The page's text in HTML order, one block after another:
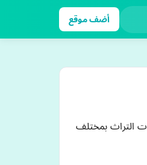
أضف موقع
التراث بمختلف